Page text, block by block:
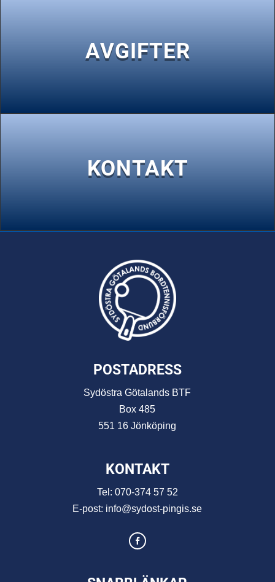
AVGIFTER
KONTAKT
POSTADRESS
Sydöstra Götalands BTF
Box 485
551 16 Jönköping
KONTAKT
Tel: 070-374 57 52
E-post: info@sydost-pingis.se